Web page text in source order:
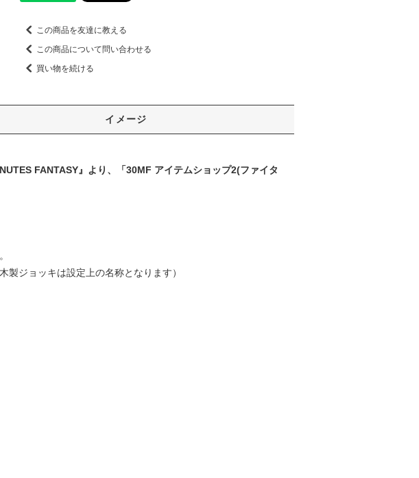
この商品を友達に教える
この商品について問い合わせる
買い物を続ける
イメージ
FANTASY』より、「30MF アイテムショップ2(ファイタ
ジョッキは設定上の名称となります）